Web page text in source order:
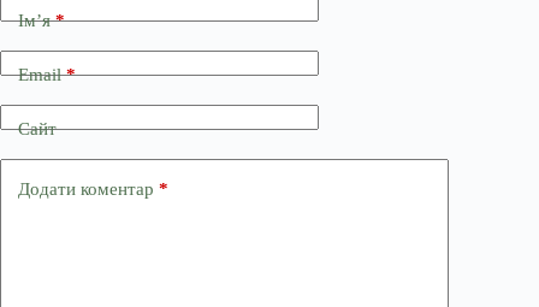
Ім’я*
Email*
Сайт
Додати коментар *